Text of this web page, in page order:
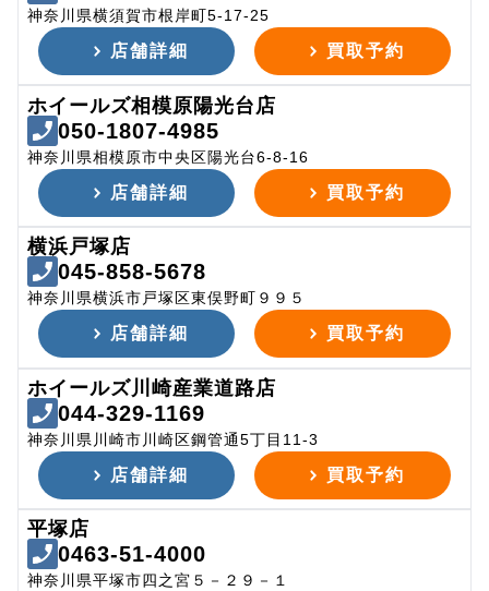
神奈川県横須賀市根岸町5-17-25
店舗詳細 買取予約
ホイールズ相模原陽光台店
050-1807-4985
神奈川県相模原市中央区陽光台6-8-16
店舗詳細 買取予約
横浜戸塚店
045-858-5678
神奈川県横浜市戸塚区東俣野町９９５
店舗詳細 買取予約
ホイールズ川崎産業道路店
044-329-1169
神奈川県川崎市川崎区鋼管通5丁目11-3
店舗詳細 買取予約
平塚店
0463-51-4000
神奈川県平塚市四之宮５－２９－１